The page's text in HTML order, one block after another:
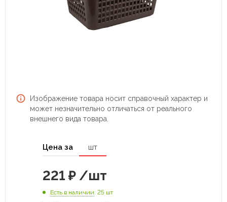
Изображение товара носит справочный характер и
может незначительно отличаться от реального
внешнего вида товара.
Цена за шт
221 ₽ /шт
Есть в наличии: 25 шт